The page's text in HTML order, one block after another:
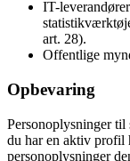
IT-
art. 28).
Offentlige
Opbevaring
Personoplysninger til
du har en aktiv profil
personoplysninger